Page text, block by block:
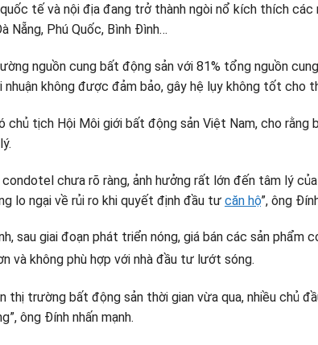
tế và nội địa đang trở thành ngòi nổ kích thích
Nẵng, Phú Quốc, Bình Đình…
nguồn cung bất động sản với 81% tổng nguồn
không được đảm bảo, gây hệ lụy không tốt cho
chủ tịch Hội Môi giới bất động sản Việt Nam, cho
condotel chưa rõ ràng, ảnh hưởng rất lớn đến tâm lý
lo ngại về rủi ro khi quyết định đầu tư căn hộ”, ông
sau giai đoạn phát triển nóng, giá bán các sản
và không phù hợp với nhà đầu tư lướt sóng.
thị trường bất động sản thời gian vừa qua, nhiều chủ
ông Đính nhấn mạnh.